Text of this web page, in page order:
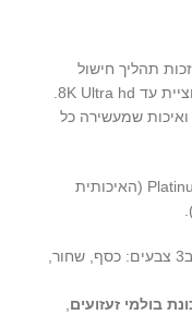
תהליך חישול
שמעשירה כל
- Platinum Max 800 ultra clear (האיכותית
- מיועד לתמונות זכוכית, קיים ב3 צבעים: כסף, שחור,
בולמי זעזועים